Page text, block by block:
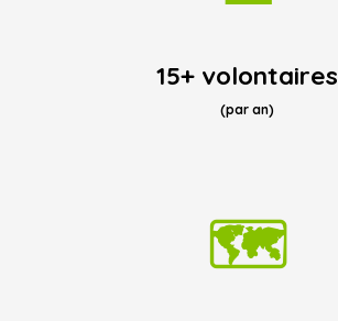
15+ volontaires
(par an)
🗺️